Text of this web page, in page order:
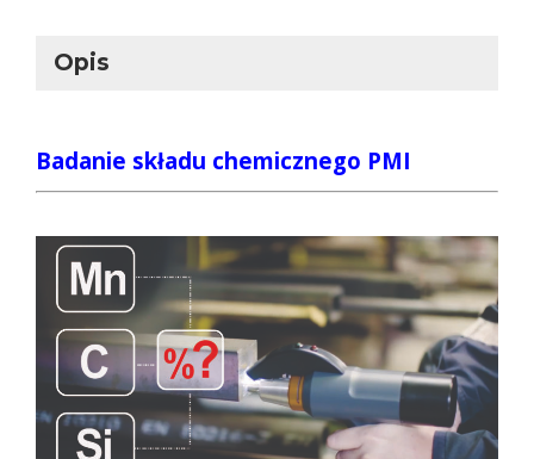
Wykonujemy badania składu chemicznego m.in:
metali i ich stopów, test RoHS i inne. Sprawdzamy